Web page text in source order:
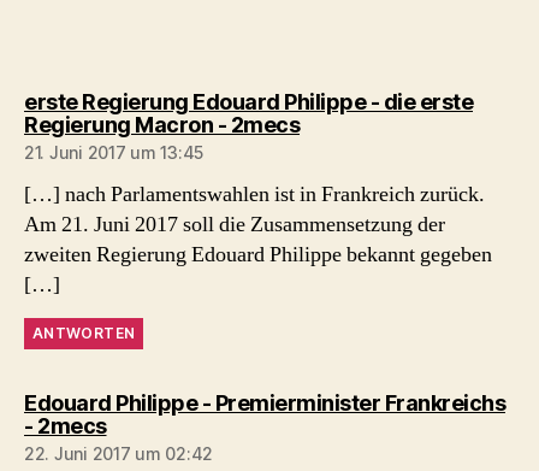
erste Regierung Edouard Philippe - die erste
Regierung Macron - 2mecssagt:
21. Juni 2017 um 13:45
[…] nach Parlamentswahlen ist in Frankreich zurück.
Am 21. Juni 2017 soll die Zusammensetzung der
zweiten Regierung Edouard Philippe bekannt gegeben
[…]
ANTWORTEN
Edouard Philippe - Premierminister Frankreichs
- 2mecssagt:
22. Juni 2017 um 02:42